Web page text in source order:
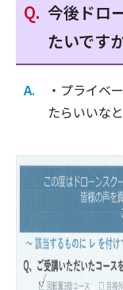
今後ドロ
たいです
・プライベ
たらいいな